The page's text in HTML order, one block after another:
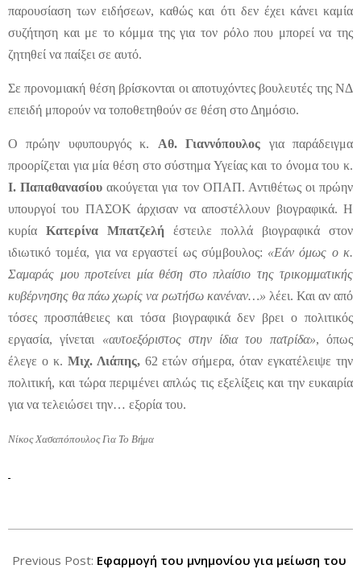
παρουσίαση των ειδήσεων, καθώς και ότι δεν έχει κάνει καμία
συζήτηση και με το κόμμα της για τον ρόλο που μπορεί να της
ζητηθεί να παίξει σε αυτό.
Σε προνομιακή θέση βρίσκονται οι αποτυχόντες βουλευτές της ΝΔ
επειδή μπορούν να τοποθετηθούν σε θέση στο Δημόσιο.
Ο πρώην υφυπουργός κ. Αθ. Γιαννόπουλος για παράδειγμα
προορίζεται για μία θέση στο σύστημα Υγείας και το όνομα του κ.
Ι. Παπαθανασίου ακούγεται για τον ΟΠΑΠ. Αντιθέτως οι πρώην
υπουργοί του ΠΑΣΟΚ άρχισαν να αποστέλλουν βιογραφικά. Η
κυρία Κατερίνα Μπατζελή έστειλε πολλά βιογραφικά στον
ιδιωτικό τομέα, για να εργαστεί ως σύμβουλος: «Εάν όμως ο κ.
Σαμαράς μου προτείνει μία θέση στο πλαίσιο της τρικομματικής
κυβέρνησης θα πάω χωρίς να ρωτήσω κανέναν…» λέει. Και αν από
τόσες προσπάθειες και τόσα βιογραφικά δεν βρει ο πολιτικός
εργασία, γίνεται «αυτοεξόριστος στην ίδια του πατρίδα», όπως
έλεγε ο κ. Μιχ. Λιάπης,62 ετών σήμερα, όταν εγκατέλειψε την
πολιτική, και τώρα περιμένει απλώς τις εξελίξεις και την ευκαιρία
για να τελειώσει την… εξορία του.
Νίκος Χασαπόπουλος Για Το Βήμα
07-
Previous Post: Εφαρμογή του μνημονίου για μείωση του